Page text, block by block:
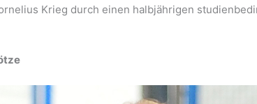
Krieg durch einen halbjährigen